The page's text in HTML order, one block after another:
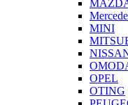
MINI
OPEL
OTING